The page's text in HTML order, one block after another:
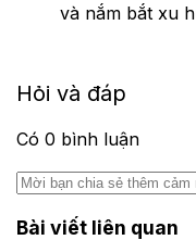
và nắm bắt xu
Hỏi và đáp
Có 0 bình luận
Bài viết liên quan